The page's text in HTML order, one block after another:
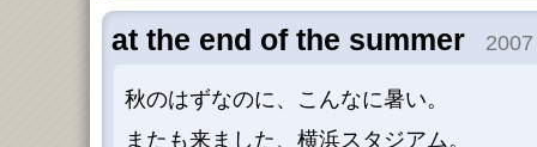
at the end of the summer
秋のはずなのに、こんなに暑い。
またも来ました、横浜スタジアム。